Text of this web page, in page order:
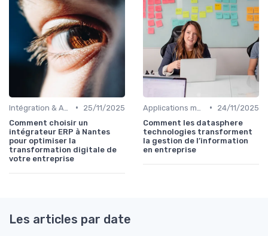
•
25/11/2025
Comment choisir un
intégrateur ERP à Nantes
pour optimiser la
transformation digitale de
votre entreprise
•
24/11/2025
Comment les datasphere
technologies transforment
la gestion de l’information
en entreprise
Les articles par date